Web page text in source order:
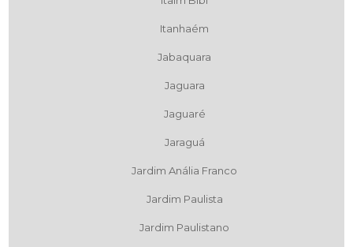
Itanhaém
Jabaquara
Jaguara
Jaguaré
Jaraguá
Jardim Anália Franco
Jardim Paulista
Jardim Paulistano